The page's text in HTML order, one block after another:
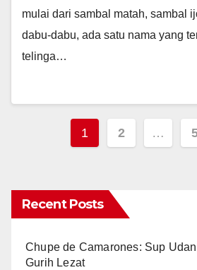
mulai dari sambal matah, sambal
dabu-dabu, ada satu nama yang
telinga…
Posts
1 2 …
Recent Posts
Chupe de Camarones: Sup
Gurih Lezat